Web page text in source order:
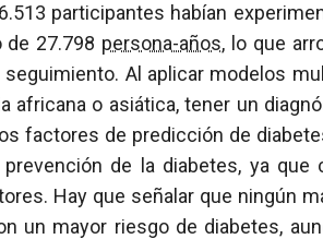
participantes habían
27.798 persona-años, lo que
seguimiento. Al aplicar modelos
africana o asiática, tener un
factores de predicción de
de la diabetes, ya
Hay que señalar que ningún
un mayor riesgo de diabetes,